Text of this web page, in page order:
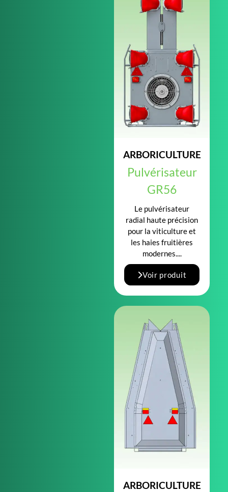
ARBORICULTURE
Pulvérisateur
GR56
Le pulvérisateur
radial haute précision
pour la viticulture et
les haies fruitières
modernes....
Voir produit
ARBORICULTURE